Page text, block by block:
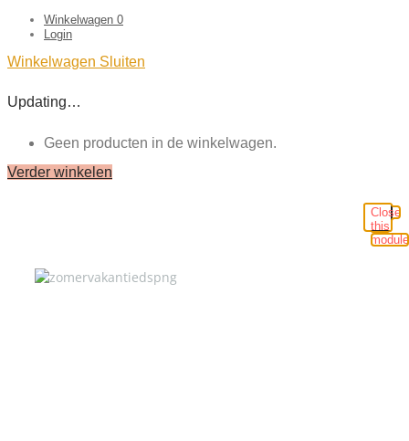
Winkelwagen 0
Login
Winkelwagen Sluiten
Updating…
Geen producten in de winkelwagen.
Verder winkelen
Close
this
module